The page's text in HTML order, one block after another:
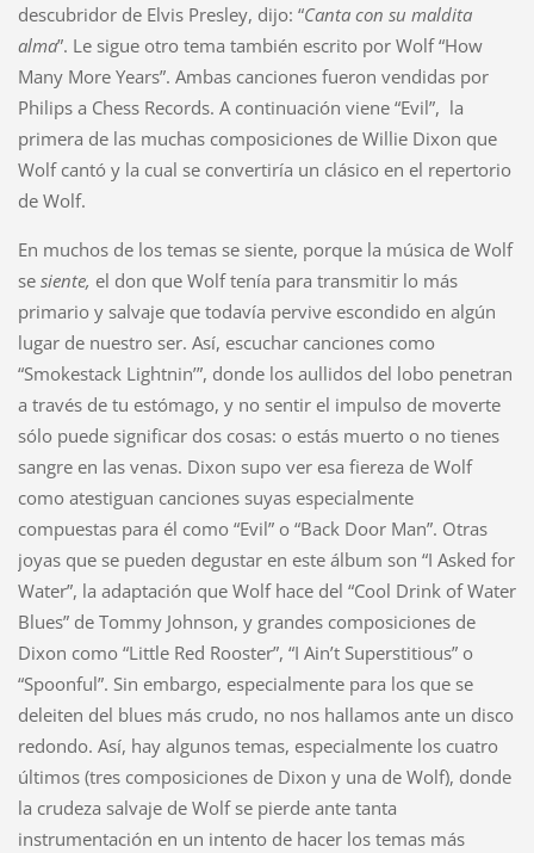
descubridor de Elvis Presley, dijo: “Canta con su maldita
alma”. Le sigue otro tema también escrito por Wolf “How
Many More Years”. Ambas canciones fueron vendidas por
Philips a Chess Records. A continuación viene “Evil”, la
primera de las muchas composiciones de Willie Dixon que
Wolf cantó y la cual se convertiría un clásico en el repertorio
de Wolf.
En muchos de los temas se siente, porque la música de Wolf
se siente, el don que Wolf tenía para transmitir lo más
primario y salvaje que todavía pervive escondido en algún
lugar de nuestro ser. Así, escuchar canciones como
“Smokestack Lightnin’”, donde los aullidos del lobo penetran
a través de tu estómago, y no sentir el impulso de moverte
sólo puede significar dos cosas: o estás muerto o no tienes
sangre en las venas. Dixon supo ver esa fiereza de Wolf
como atestiguan canciones suyas especialmente
compuestas para él como “Evil” o “Back Door Man”. Otras
joyas que se pueden degustar en este álbum son “I Asked for
Water”, la adaptación que Wolf hace del “Cool Drink of Water
Blues” de Tommy Johnson, y grandes composiciones de
Dixon como “Little Red Rooster”, “I Ain’t Superstitious” o
“Spoonful”. Sin embargo, especialmente para los que se
deleiten del blues más crudo, no nos hallamos ante un disco
redondo. Así, hay algunos temas, especialmente los cuatro
últimos (tres composiciones de Dixon y una de Wolf), donde
la crudeza salvaje de Wolf se pierde ante tanta
instrumentación en un intento de hacer los temas más